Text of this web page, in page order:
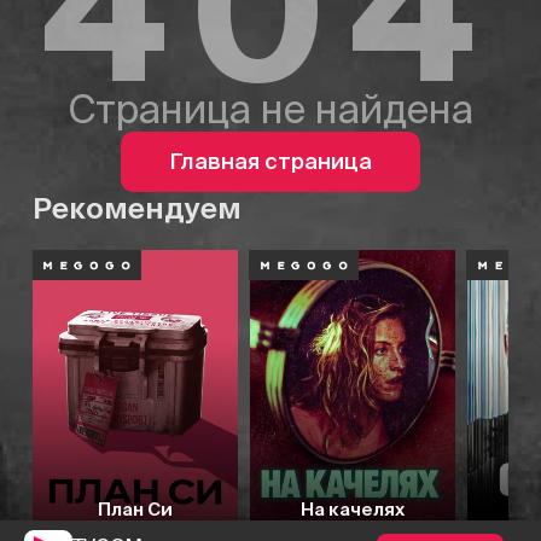
Страница не найдена
Главная страница
Рекомендуем
План Си На качелях